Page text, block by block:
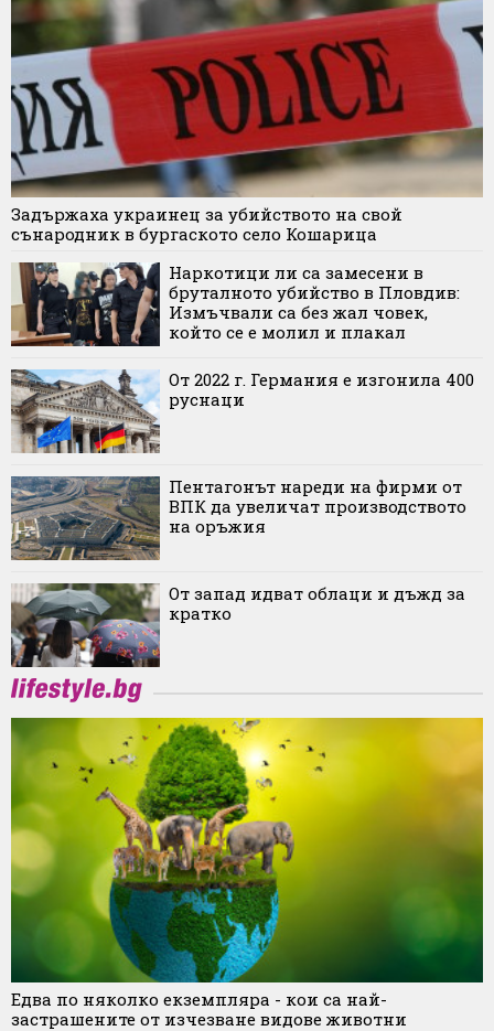
Задържаха украинец за убийството на свой
сънародник в бургаското село Кошарица
Наркотици ли са замесени в
бруталното убийство в Пловдив:
Измъчвали са без жал човек,
който се е молил и плакал
От 2022 г. Германия е изгонила 400
руснаци
Пентагонът нареди на фирми от
ВПК да увеличат производството
на оръжия
От запад идват облаци и дъжд за
кратко
Едва по няколко екземпляра - кои са най-
застрашените от изчезване видове животни